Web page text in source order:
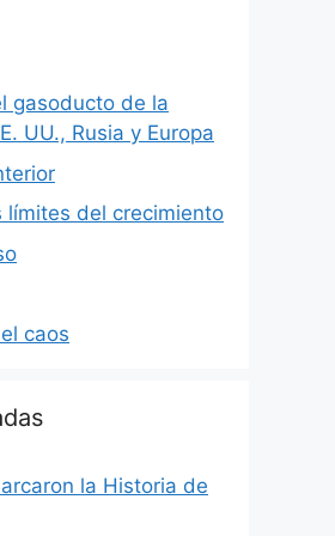
gasoducto de la
UU., Rusia y Europa
límites del crecimiento
caos
la Historia de